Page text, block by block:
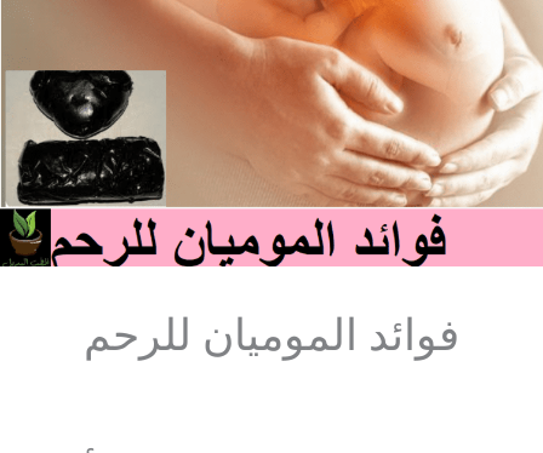
فوائد الموميان للرحم